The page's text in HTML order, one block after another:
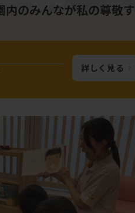
内のみんなが私の尊敬す
詳しく見る